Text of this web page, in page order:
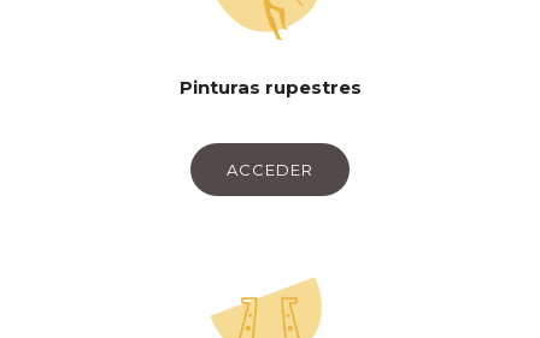
Pinturas rupestres
ACCEDER